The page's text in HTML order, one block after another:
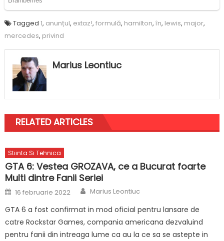
Tagged 1, anunțul, extaz!, formulă, hamilton, în, lewis, major,
mercedes, privind
Marius Leontiuc
RELATED ARTICLES
Stiinta Si Tehnica
GTA 6: Vestea GROZAVA, ce a Bucurat foarte
Multi dintre Fanii Seriei
Posted
on
16 februarie 2022 Author
Marius Leontiuc
GTA 6 a fost confirmat in mod oficial pentru lansare de
catre Rockstar Games, compania americana dezvaluind
pentru fanii din intreaga lume ca au la ce sa se astepte in